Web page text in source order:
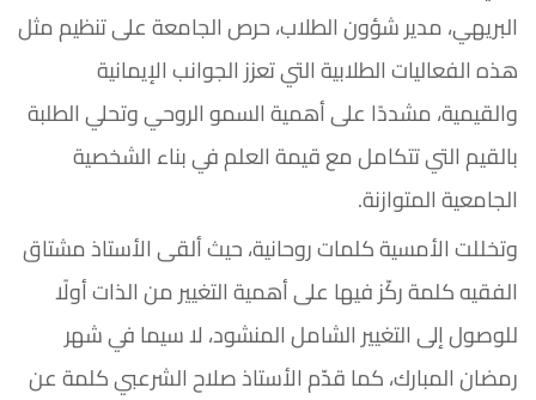
البريهي، مدير شؤون الطلاب، حرص الجامعة على تنظيم مثل
هذه الفعاليات الطلابية التي تعزز الجوانب الإيمانية
والقيمية، مشددًا على أهمية السمو الروحي وتحلي الطلبة
بالقيم التي تتكامل مع قيمة العلم في بناء الشخصية
الجامعية المتوازنة.
وتخللت الأمسية كلمات روحانية، حيث ألقى الأستاذ مشتاق
الفقيه كلمة ركّز فيها على أهمية التغيير من الذات أولًا
للوصول إلى التغيير الشامل المنشود، لا سيما في شهر
رمضان المبارك، كما قدّم الأستاذ صلاح الشرعبي كلمة عن